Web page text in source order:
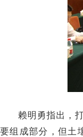
赖明勇指出，
要组成部分，但土